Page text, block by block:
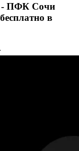
- ПФК Сочи
в